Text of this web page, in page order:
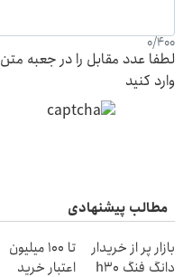
0/400
لطفا عدد مقابل را در جعبه متن
وارد کنید
مطالب پیشنهادی
بازار پر از خریدار
دانگ فنگ h30
تا ۱۰۰ میلیون
اعتبار خرید